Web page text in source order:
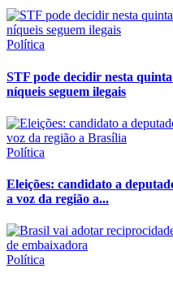
Política
STF pode decidir nesta
níqueis seguem ilegais
Política
Eleições: candidato a
a voz da região a...
Política